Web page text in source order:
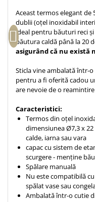
Teologie
A doua venire
Apologetica
Dogmatica
Istoria Bisericii
Misiune
Viata crestina
Contemporaneitate
Devotional
Diverse
Lupta Spirituala
Schimbarea caracterului
Slujire
Suferinta
Aceast termos elegant
dublii (oțel inoxidabil
ideal pentru băuturi reci
băutura caldă până la 20
asigurând că nu există
Sticla vine ambalată într-
pentru a fi oferită cadou
are nevoie de o
Caracteristici:
Termos din oțel
dimensiunea Ø7,3 x
calde, iarna sau vara
capac cu sistem de
scurgere - menține
Spălare manuală
Nu este compatibilă
spălat vase sau
Ambalată într-o cutie